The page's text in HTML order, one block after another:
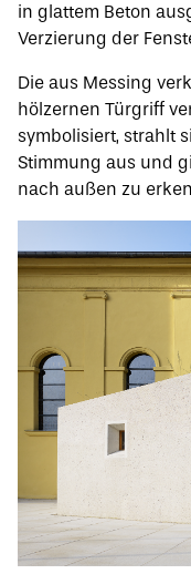
in glattem Beton
Verzierung der
Die aus Messing
hölzernen Türgriff
symbolisiert, strahlt
Stimmung aus und
nach außen zu